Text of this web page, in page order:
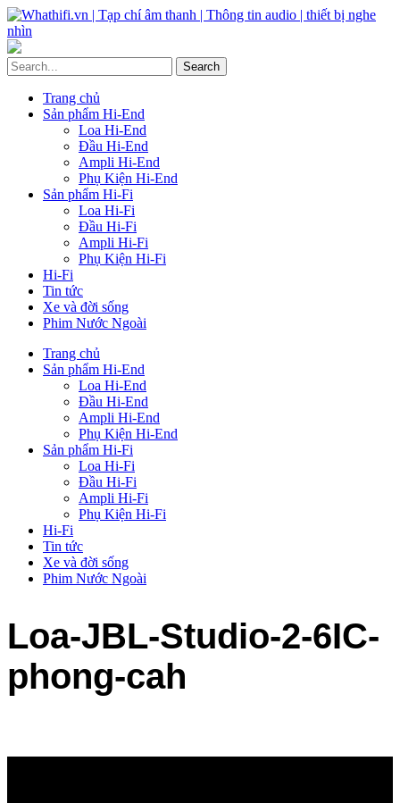
Trang chủ
Sản phẩm Hi-End
Loa Hi-End
Đầu Hi-End
Ampli Hi-End
Phụ Kiện Hi-End
Sản phẩm Hi-Fi
Loa Hi-Fi
Đầu Hi-Fi
Ampli Hi-Fi
Phụ Kiện Hi-Fi
Hi-Fi
Tin tức
Xe và đời sống
Phim Nước Ngoài
Trang chủ
Sản phẩm Hi-End
Loa Hi-End
Đầu Hi-End
Ampli Hi-End
Phụ Kiện Hi-End
Sản phẩm Hi-Fi
Loa Hi-Fi
Đầu Hi-Fi
Ampli Hi-Fi
Phụ Kiện Hi-Fi
Hi-Fi
Tin tức
Xe và đời sống
Phim Nước Ngoài
Loa-JBL-Studio-2-6IC-
phong-cah